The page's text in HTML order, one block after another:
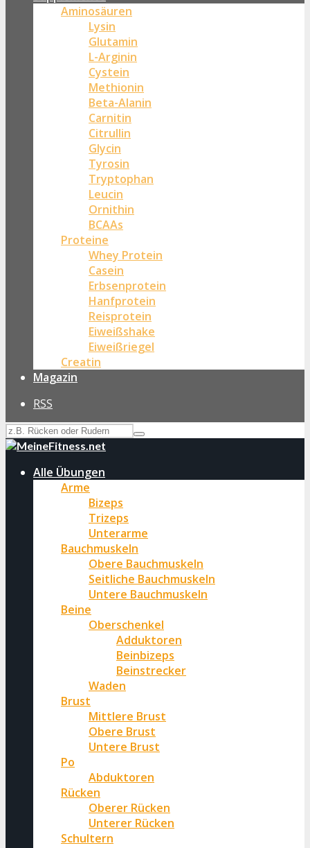
Aminosäuren
Lysin
Glutamin
L-Arginin
Cystein
Methionin
Beta-Alanin
Carnitin
Citrullin
Glycin
Tyrosin
Tryptophan
Leucin
Ornithin
BCAAs
Proteine
Whey Protein
Casein
Erbsenprotein
Hanfprotein
Reisprotein
Eiweißshake
Eiweißriegel
Creatin
Magazin
RSS
Alle Übungen
Arme
Bizeps
Trizeps
Unterarme
Bauchmuskeln
Obere Bauchmuskeln
Seitliche Bauchmuskeln
Untere Bauchmuskeln
Beine
Oberschenkel
Adduktoren
Beinbizeps
Beinstrecker
Waden
Brust
Mittlere Brust
Obere Brust
Untere Brust
Po
Abduktoren
Rücken
Oberer Rücken
Unterer Rücken
Schultern